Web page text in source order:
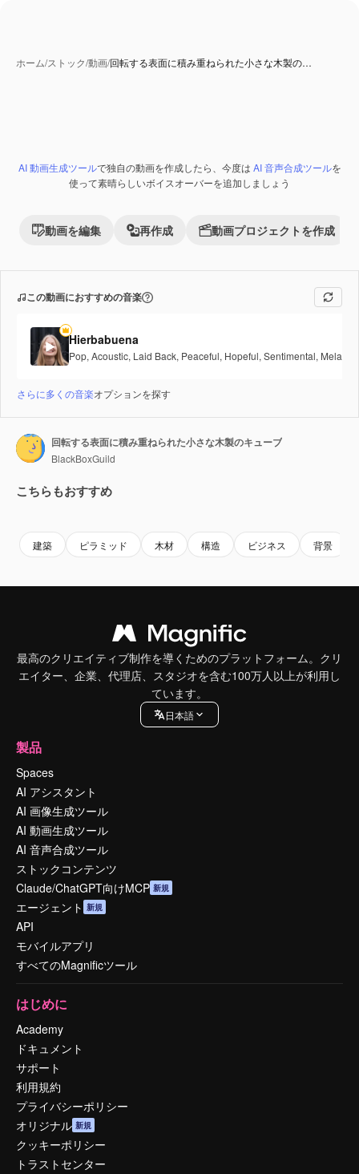
ホーム/ストック/動画/回転する表面に積み重ねられた小さな木製の…
Premium
AI 動画生成ツールで独自の動画を作成したら、今度は AI 音声合成ツールを
使って素晴らしいボイスオーバーを追加しましょう
動画を編集 再作成 動画プロジェクトを作成
この動画におすすめの音楽
Hierbabuena
Pop, Acoustic, Laid Back, Peaceful, Hopeful, Sentimental,
さらに多くの音楽オプションを探す
回転する表面に積み重ねられた小さな木製のキューブ
BlackBoxGuild
こちらもおすすめ
建築 ピラミッド 木材 構造 ビジネス 背景
最高のクリエイティブ制作を導くためのプラットフォーム。クリ
エイター、企業、代理店、スタジオを含む100万人以上が利用し
ています。
日本語
製品
Spaces
AI アシスタント
AI 画像生成ツール
AI 動画生成ツール
AI 音声合成ツール
ストックコンテンツ
Claude/ChatGPT向けMCP 新規
エージェント 新規
API
モバイルアプリ
すべてのMagnificツール
はじめに
Academy
ドキュメント
サポート
利用規約
プライバシーポリシー
オリジナル 新規
クッキーポリシー
トラストセンター